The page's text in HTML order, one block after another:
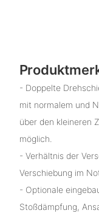
- Doppelte
mit normalem und
über den kleineren
möglich.
- Verhältnis der
Verschiebung im
- Optionale
Stoßdämpfung,